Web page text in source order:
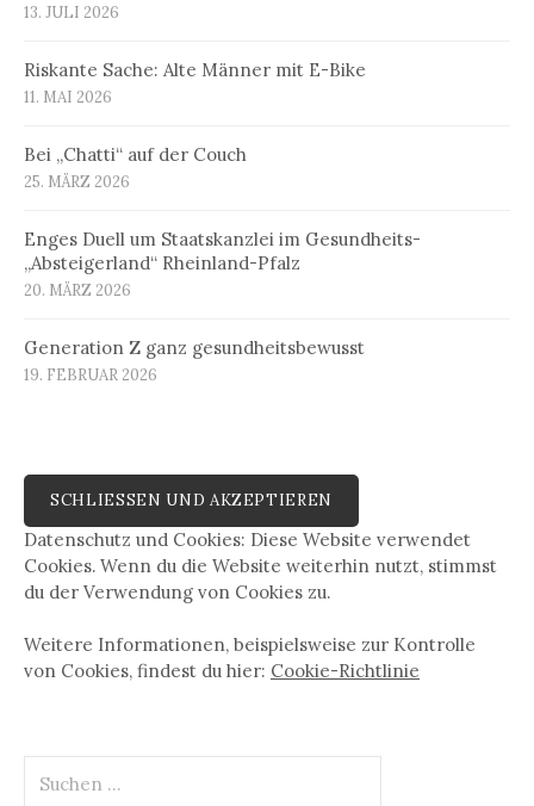
13. JULI 2026
Riskante Sache: Alte Männer mit E-Bike
11. MAI 2026
Bei „Chatti“ auf der Couch
25. MÄRZ 2026
Enges Duell um Staatskanzlei im Gesundheits-
„Absteigerland“ Rheinland-Pfalz
20. MÄRZ 2026
Generation Z ganz gesundheitsbewusst
19. FEBRUAR 2026
Datenschutz und Cookies: Diese Website verwendet
Cookies. Wenn du die Website weiterhin nutzt, stimmst
du der Verwendung von Cookies zu.
Weitere Informationen, beispielsweise zur Kontrolle
von Cookies, findest du hier: Cookie-Richtlinie
nach: